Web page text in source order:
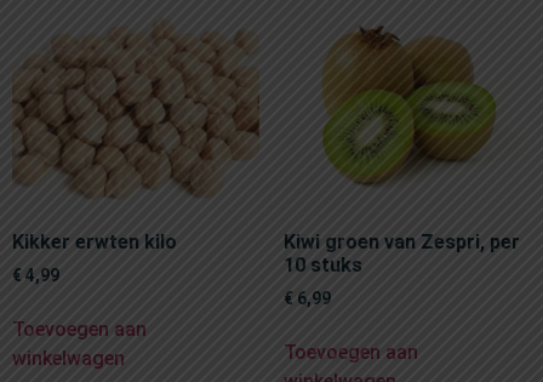
Kikker erwten kilo
€ 4,99
Toevoegen aan
winkelwagen
Kiwi groen van Zespri, per
10 stuks
€ 6,99
Toevoegen aan